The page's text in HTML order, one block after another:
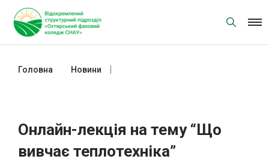
content
Головна Новини
Онлайн-лекція на тему “Що
вивчає теплотехніка”